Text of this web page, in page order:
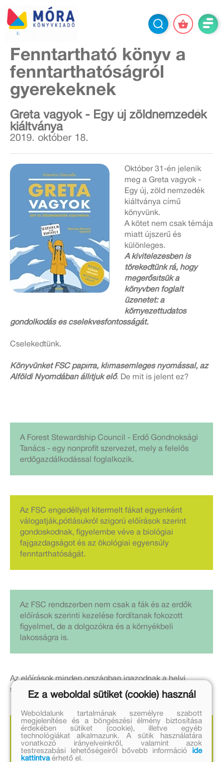
Fenntartható könyv a
fenntarthatóságról
gyerekeknek
Greta vagyok - Egy új zöldnemzedék
kiáltványa
2019. október 18.
Október 31-én jelenik
meg a Greta vagyok -
Egy új, zöld nemzedék
kiáltványa című
könyvünk.
A kötet nem csak témája
miatt újszerű és
különleges.
A kivitelezésben is
törekedtünk rá, hogy
megerősítsük a
könyvben foglalt
üzenetet: a
környezettudatos
gondolkodás és cselekvésfontosságát.
Cselekedtünk.
Könyvünket FSC papírra, klímasemleges nyomással, az
Alföldi Nyomdában állítjuk elő. De mit is jelent ez?
A Forest Stewardship Council - Erdő Gondnoksági
Tanács - egy nonprofit szervezet, mely a felelős
erdőgazdálkodással foglalkozik.
Az FSC engedéllyel kitermelt fákat egyenként
válogatják,pótlásukról szigorú előírások szerint
gondoskodnak, figyelembe véve a biológiai
fajgazdagságot és az ökológiai egyensúly
fenntarthatóságát.
Az FSC rendszerben nem csak a fák és az erdők
előírások szerinti kezelése fordítanak fokozott
figyelmet, de a dolgozókra és a környékbeli
lakosságra is.
Az előírások minden országban igazodnak a helyi
sajátosságokhoz és jogszabályi háttérhez.
A klímasemleges nyomtatás során a felmerülő
elengedhetetlen CO2-kibocsátás egy
nemzetközileg elismert klímavédelmi projekt
Ez a weboldal sütiket (cookie) használ
Weboldalunk tartalmának személyre szabott
megjelenítése és a böngészési élmény biztosítása
érdekében sütiket (cookie), illetve egyéb
technológiákat alkalmazunk. A sütik használatára
vonatkozó irányelveinkről, valamint azok
testreszabási lehetőségeiről bővebb információ
ide
kattintvaérhető el.